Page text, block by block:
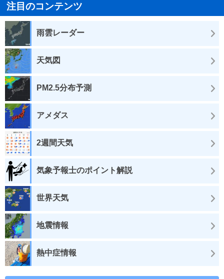
注目のコンテンツ
雨雲レーダー
天気図
PM2.5分布予測
アメダス
2週間天気
気象予報士のポイント解説
世界天気
地震情報
熱中症情報